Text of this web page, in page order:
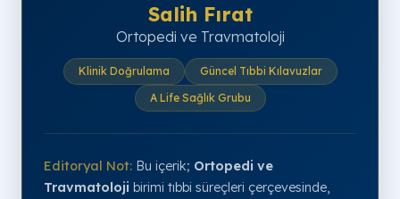
Salih Fırat
Ortopedi ve Travmatoloji
Klinik Doğrulama
Güncel Tıbbi Kılavuzlar
A Life Sağlık Grubu
Editoryal Not: Bu içerik; Ortopedi ve
Travmatoloji birimi tıbbi süreçleri çerçevesinde,